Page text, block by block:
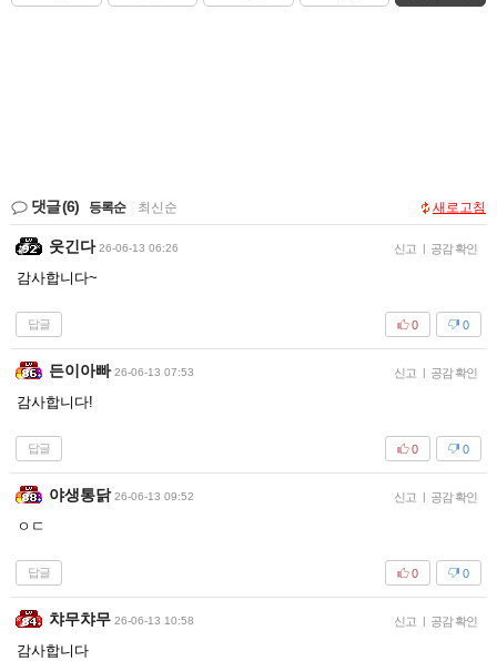
댓글(6) 등록순 최신순 새로고침
웃긴다 26-06-13 06:26 신고 | 공감 확인
감사합니다~
답글 0
0
든이아빠 26-06-13 07:53 신고 | 공감 확인
감사합니다!
답글 0
0
야생통닭 26-06-13 09:52 신고 | 공감 확인
ㅇㄷ
답글 0
0
챠무챠무 26-06-13 10:58 신고 | 공감 확인
감사합니다